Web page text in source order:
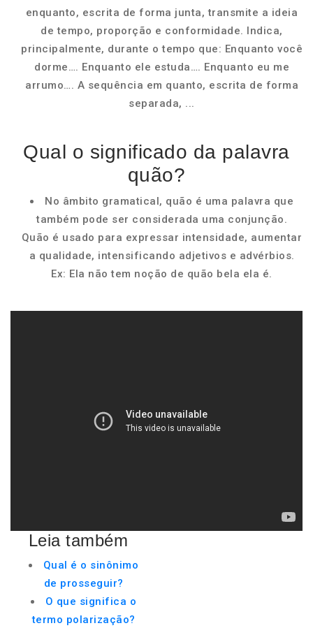
enquanto, escrita de forma junta, transmite a ideia
de tempo, proporção e conformidade. Indica,
principalmente, durante o tempo que: Enquanto você
dorme…. Enquanto ele estuda…. Enquanto eu me
arrumo…. A sequência em quanto, escrita de forma
separada, ...
Qual o significado da palavra
quão?
No âmbito gramatical, quão é uma palavra que
também pode ser considerada uma conjunção.
Quão é usado para expressar intensidade, aumentar
a qualidade, intensificando adjetivos e advérbios.
Ex: Ela não tem noção de quão bela ela é.
Leia também
Qual é o sinônimo
de prosseguir?
O que significa o
termo polarização?